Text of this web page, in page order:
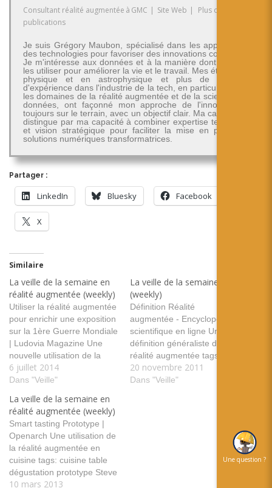
Consultant réalité augmentée à GMC | Site Web |
Plus de
publications
Je suis Grégory Maubon, spécialisé dans les applications
des technologies pour favoriser des innovations concrètes.
Je m'intéresse aux données et à la manière dont on peut
les utiliser pour améliorer la vie et le travail. Mes études en
physique et en astrophysique et plus de 30 ans
d'expérience dans l'industrie de la tech, en particulier dans
les domaines de la réalité augmentée et de la science des
données, ont façonné mon approche de l'innovation -
toujours sur le terrain, avec un objectif clair. Ma carrière se
distingue par ma capacité à combiner expertise technique
et vision stratégique pour faciliter la mise en place de
solutions numériques transformatrices.
Partager :
LinkedIn Bluesky Facebook
X
Similaire
La veille de la semaine en
réalité augmentée (weekly)
Utiliser la réalité augmentée
pour enrichir une exposition
sur la 1ère Guerre Mondiale
| Ludovia Magazine Une
nouvelle utilisation de la
réalité augmentée dans
l'éducation tags:exposition
Pédagogie ludovia Top 10
des lunettes connectées |
Alternatives aux Google
Glass Un descriptif de 10
paires de lunettes.Elles ne
font…
6 juillet 2014
Dans "Veille"
La veille de la semaine !
(weekly)
Définition Réalité
augmentée - Encyclopédie
scientifique en ligne Une
définition généraliste de la
réalité augmentée tags:
usage définition
Encyclopédie Augmented
Développement Windows
20 novembre 2011
Dans "Veille"
La veille de la semaine en
réalité augmentée (weekly)
Smart tasting Prototype |
Openarch Une utilisation de
la réalité augmentée en
cuisine tags: cuisine table
dégustation prototype Steve
Mann: My “Augmediated”
10 mars 2013
Une question ?